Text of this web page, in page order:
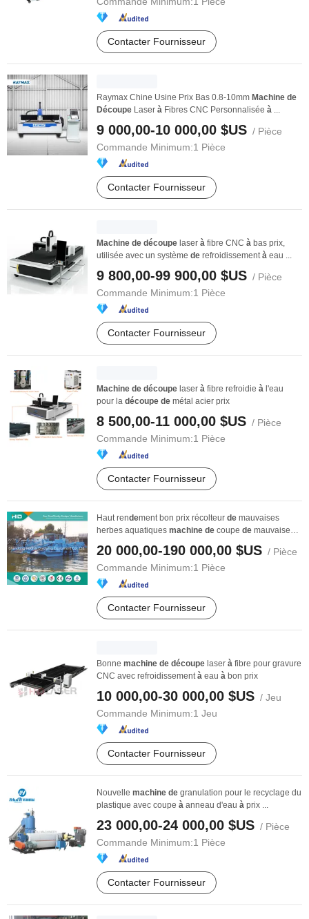
Contacter Fournisseur
Raymax Chine Usine Prix Bas 0.8-10mm Machine de
Découpe Laser à Fibres CNC Personnalisée à ...
9 000,00-10 000,00 $US / Pièce
Commande Minimum:1 Pièce
Contacter Fournisseur
Machine de découpe laser à fibre CNC à bas prix,
utilisée avec un système de refroidissementà eau ...
9 800,00-99 900,00 $US / Pièce
Commande Minimum:1 Pièce
Contacter Fournisseur
Machine de découpe laser à fibre refroidie à l'eau
pour la découpe de métal acier prix
8 500,00-11 000,00 $US / Pièce
Commande Minimum:1 Pièce
Contacter Fournisseur
Haut rendement bon prix récolteur de mauvaises
herbes aquatiques machine de coupe de mauvaises
20 000,00-190 000,00 $US / Pièce
Commande Minimum:1 Pièce
Contacter Fournisseur
Bonne machine de découpe laser à fibre pour gravure
CNC avec refroidissementà eau à bon prix
10 000,00-30 000,00 $US / Jeu
Commande Minimum:1 Jeu
Contacter Fournisseur
Nouvelle machine de granulation pour le recyclage du
plastique avec coupe à anneau d'eau à prix ...
23 000,00-24 000,00 $US / Pièce
Commande Minimum:1 Pièce
Contacter Fournisseur